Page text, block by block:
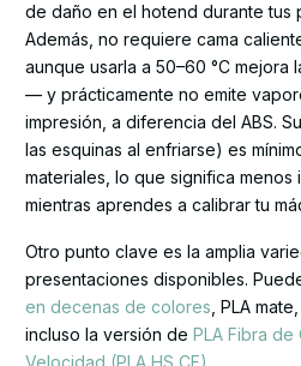
de daño en el hotend durante tus
Además, no requiere cama
aunque usarla a 50–60 °C mejora
— y prácticamente no emite
impresión, a diferencia del ABS.
las esquinas al enfriarse) es
materiales, lo que significa menos
mientras aprendes a calibrar tu
Otro punto clave es la amplia
presentaciones disponibles.
en decenas de colores , PLA
incluso la versión de PLA Fibra de
Velocidad (PLA HS CF)